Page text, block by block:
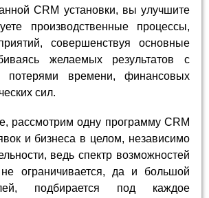
CRM установки, вы улучшите
производственные процессы,
совершенствуя основные
желаемых результатов с
потерями времени, финансовых
сил.
рассмотрим одну программу CRM
и бизнеса в целом, независимо
ведь спектр возможностей
ограничивается, да и большой
подбирается под каждое